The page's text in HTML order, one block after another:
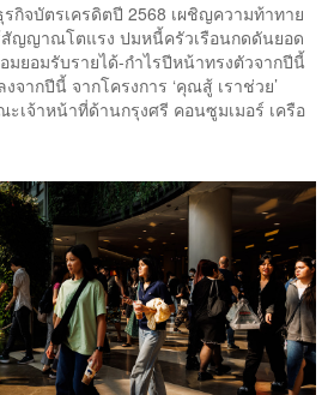
กิจบัตรเครดิตปี 2568 เผชิญความท้าทาย
สัญญาณโตแรง ปมหนี้ครัวเรือนกดดันยอด
มยอมรับรายได้-กำไรปีหน้าทรงตัวจากปีนี้
ากปีนี้ จากโครงการ ‘คุณสู้ เราช่วย’
เจ้าหน้าที่ด้านกรุงศรี คอนซูมเมอร์ เครือ